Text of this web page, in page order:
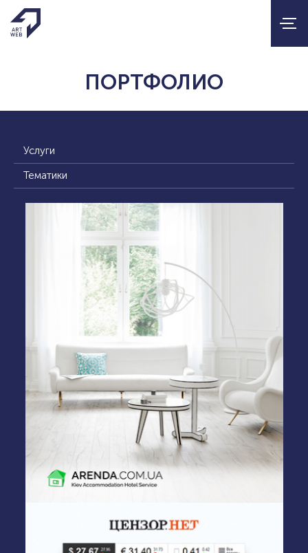
ПОРТФОЛИО
Услуги
Тематики